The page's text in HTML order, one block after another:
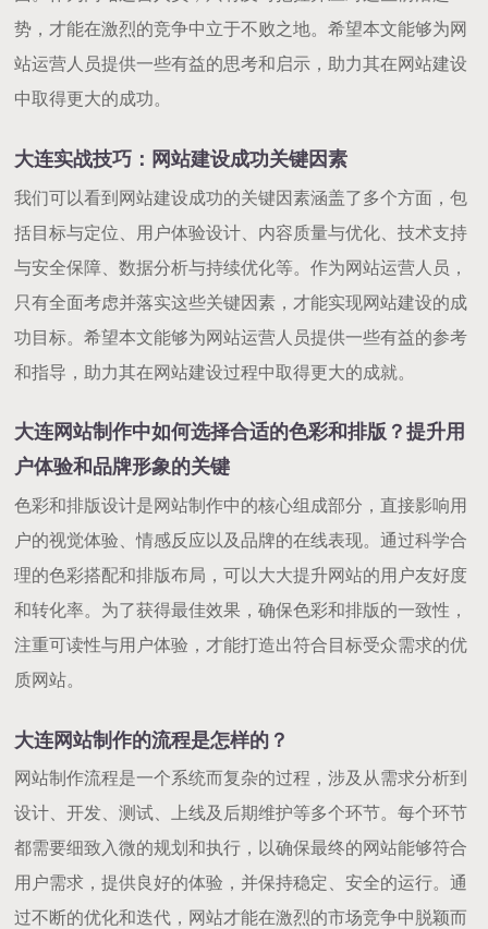
势，才能在激烈的竞争中立于不败之地。希望本文能够为网
站运营人员提供一些有益的思考和启示，助力其在网站建设
中取得更大的成功。
大连实战技巧：网站建设成功关键因素
我们可以看到网站建设成功的关键因素涵盖了多个方面，包
括目标与定位、用户体验设计、内容质量与优化、技术支持
与安全保障、数据分析与持续优化等。作为网站运营人员，
只有全面考虑并落实这些关键因素，才能实现网站建设的成
功目标。希望本文能够为网站运营人员提供一些有益的参考
和指导，助力其在网站建设过程中取得更大的成就。
大连网站制作中如何选择合适的色彩和排版？提升用
户体验和品牌形象的关键
色彩和排版设计是网站制作中的核心组成部分，直接影响用
户的视觉体验、情感反应以及品牌的在线表现。通过科学合
理的色彩搭配和排版布局，可以大大提升网站的用户友好度
和转化率。为了获得最佳效果，确保色彩和排版的一致性，
注重可读性与用户体验，才能打造出符合目标受众需求的优
质网站。
大连网站制作的流程是怎样的？
网站制作流程是一个系统而复杂的过程，涉及从需求分析到
设计、开发、测试、上线及后期维护等多个环节。每个环节
都需要细致入微的规划和执行，以确保最终的网站能够符合
用户需求，提供良好的体验，并保持稳定、安全的运行。通
过不断的优化和迭代，网站才能在激烈的市场竞争中脱颖而